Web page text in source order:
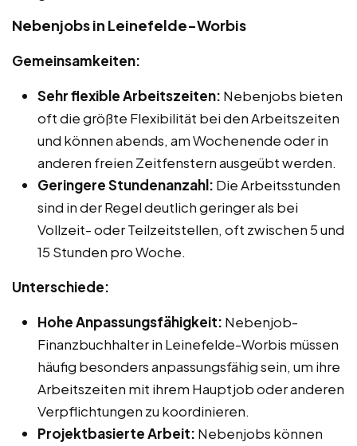
Nebenjobs in Leinefelde-Worbis
Gemeinsamkeiten:
Sehr flexible Arbeitszeiten: Nebenjobs bieten
oft die größte Flexibilität bei den Arbeitszeiten
und können abends, am Wochenende oder in
anderen freien Zeitfenstern ausgeübt werden.
Geringere Stundenanzahl: Die Arbeitsstunden
sind in der Regel deutlich geringer als bei
Vollzeit- oder Teilzeitstellen, oft zwischen 5 und
15 Stunden pro Woche.
Unterschiede:
Hohe Anpassungsfähigkeit: Nebenjob-
Finanzbuchhalter in Leinefelde-Worbis müssen
häufig besonders anpassungsfähig sein, um ihre
Arbeitszeiten mit ihrem Hauptjob oder anderen
Verpflichtungen zu koordinieren.
Projektbasierte Arbeit: Nebenjobs können